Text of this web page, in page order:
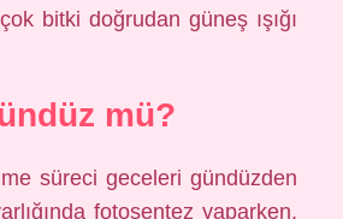
bitki doğrudan güneş ışığı
mü?
süreci geceleri gündüzden
fotosentez yaparken,